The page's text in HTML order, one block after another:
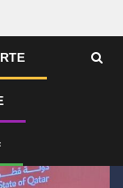
que toute la